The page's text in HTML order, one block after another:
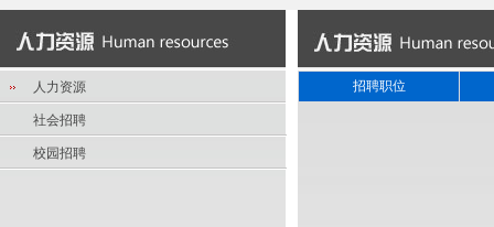
汉企两项技术打破国外垄断 全国三成火车为汉产
祝贺我公司被湖北省经济和信息化委员会授予2011年度湖北省
信息化和工业化融合试点示范企业
人力资源
社会招聘
校园招聘
招聘职位